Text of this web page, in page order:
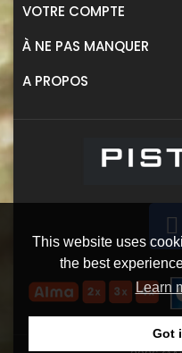
This website uses
the best
Learn
Got
VOTRE COMPTE
À NE PAS MANQUER
A PROPOS